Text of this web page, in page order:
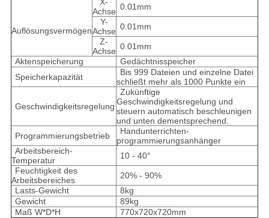
Auflösungsvermögen
X-
Achse 0.01mm
Y-
Achse 0.01mm
Z-
Achse 0.01mm
Aktenspeicherung
Gedächtnisspeicher
Speicherkapazität
Bis 999 Dateien und einzelne Datei
schließt mehr als 1000 Punkte ein
Geschwindigkeitsregelung
Zukünftige
Geschwindigkeitsregelung und
steuern automatisch beschleunigen
und unten dementsprechend.
Programmierungsbetrieb
Handunterrichten-
programmierungsanhänger
Arbeitsbereich-
Temperatur
10 - 40°
Feuchtigkeit des
Arbeitsbereiches
20% - 90%
Lasts-Gewicht
8kg
Gewicht
89kg
Maß W*D*H
770x720x720mm